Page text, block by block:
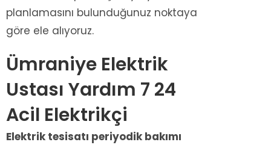
planlamasını bulunduğunuz noktaya
göre ele alıyoruz.
Ümraniye Elektrik
Ustası Yardım 7 24
Acil Elektrikçi
Elektrik tesisatı periyodik bakımı